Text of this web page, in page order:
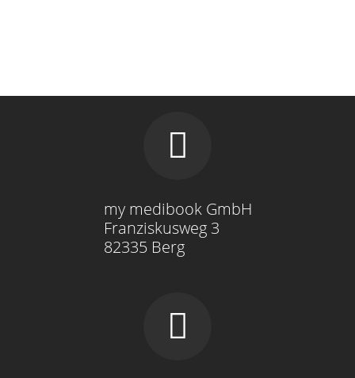
my medibook GmbH
Franziskusweg 3
82335 Berg